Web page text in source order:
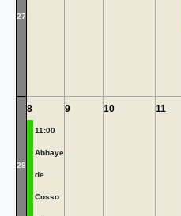
27
28
8
11:00
Abbaye
de
Cosso
9 10 11